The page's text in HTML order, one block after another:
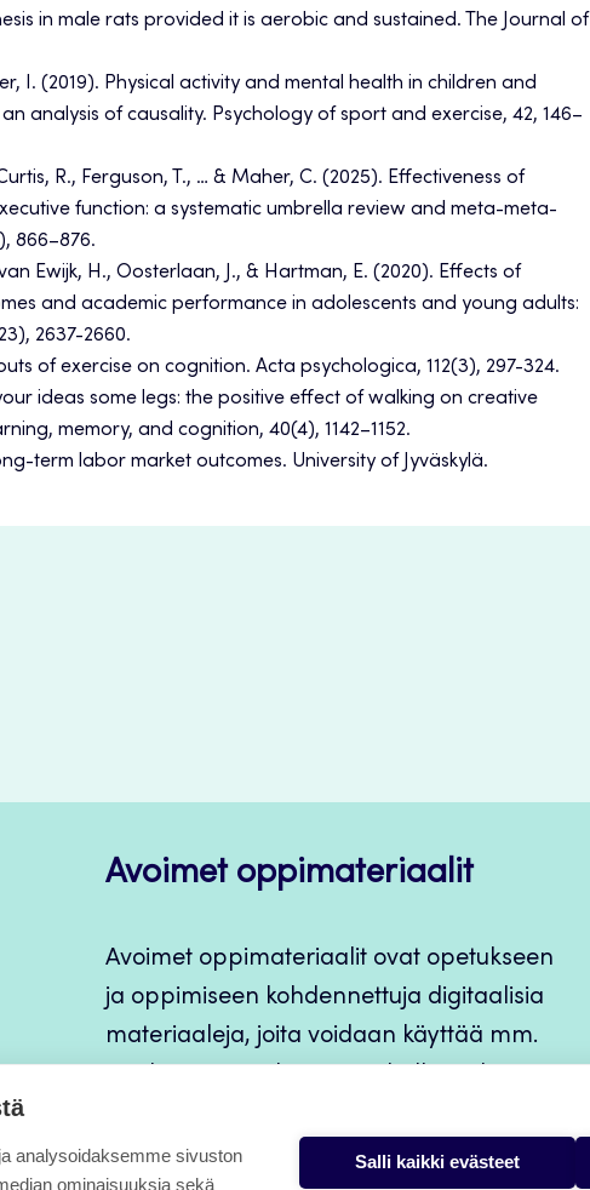
in male rats provided it is aerobic and sustained. The Journal of
I. (2019). Physical activity and mental health in children and
analysis of causality. Psychology of sport and exercise, 42, 146–
R., Ferguson, T., … & Maher, C. (2025). Effectiveness of
function: a systematic umbrella review and meta-meta-
866–876.
Ewijk, H., Oosterlaan, J., & Hartman, E. (2020). Effects of
and academic performance in adolescents and young adults:
2637-2660.
of exercise on cognition. Acta psychologica, 112(3), 297-324.
ideas some legs: the positive effect of walking on creative
memory, and cognition, 40(4), 1142–1152.
term labor market outcomes. University of Jyväskylä.
Avoimet oppimateriaalit
Avoimet oppimateriaalit ovat opetukseen
ja oppimiseen kohdennettuja digitaalisia
materiaaleja, joita voidaan käyttää mm.
analysoidaksemme sivuston
ominaisuuksia sekä
Salli kaikki evästeet